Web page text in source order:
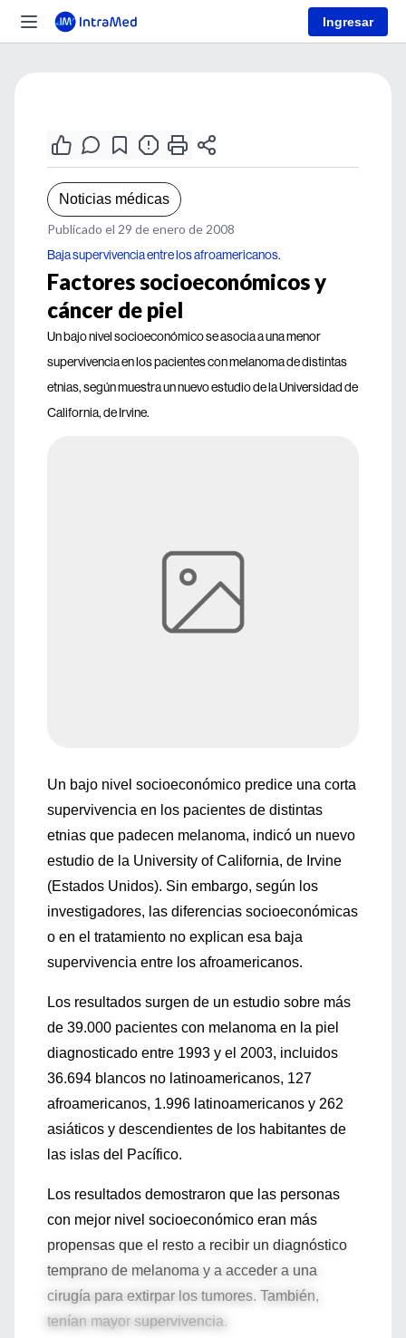
Ingresar
Noticias médicas
Publicado el 29 de enero de 2008
Baja supervivencia entre los afroamericanos.
Factores socioeconómicos y
cáncer de piel
Un bajo nivel socioeconómico se asocia a una menor
supervivencia en los pacientes con melanoma de distintas
etnias, según muestra un nuevo estudio de la Universidad de
California, de Irvine.
Un bajo nivel socioeconómico predice una corta
supervivencia en los pacientes de distintas
etnias que padecen melanoma, indicó un nuevo
estudio de la University of California, de Irvine
(Estados Unidos). Sin embargo, según los
investigadores, las diferencias socioeconómicas
o en el tratamiento no explican esa baja
supervivencia entre los afroamericanos.
Los resultados surgen de un estudio sobre más
de 39.000 pacientes con melanoma en la piel
diagnosticado entre 1993 y el 2003, incluidos
36.694 blancos no latinoamericanos, 127
afroamericanos, 1.996 latinoamericanos y 262
asiáticos y descendientes de los habitantes de
las islas del Pacífico.
Los resultados demostraron que las personas
con mejor nivel socioeconómico eran más
propensas que el resto a recibir un diagnóstico
temprano de melanoma y a acceder a una
cirugía para extirpar los tumores. También,
tenían mayor supervivencia.